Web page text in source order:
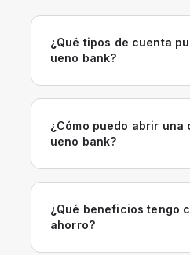
¿Qué tipos de cuenta
ueno bank?
¿Cómo puedo abrir una
ueno bank?
¿Qué beneficios tengo
ahorro?